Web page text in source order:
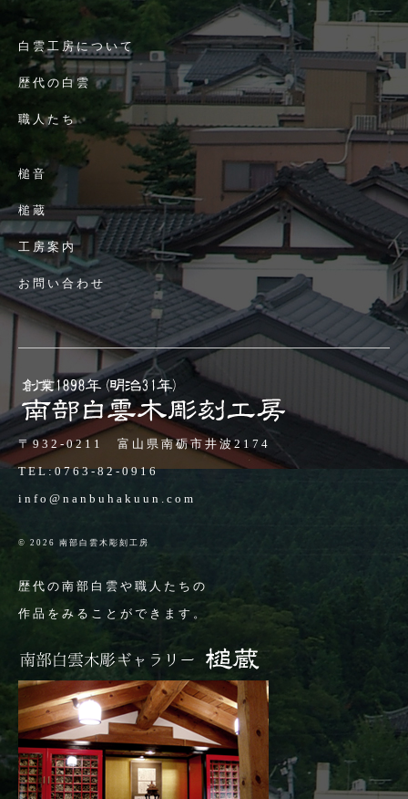
白雲工房について
歴代の白雲
職人たち
槌音
槌蔵
工房案内
お問い合わせ
〒932-0211 富山県南砺市井波2174
TEL:0763-82-0916
info@nanbuhakuun.com
© 2026 南部白雲木彫刻工房
歴代の南部白雲や職人たちの
作品をみることができます。